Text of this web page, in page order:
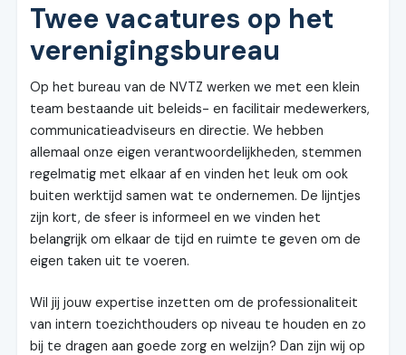
Twee vacatures op het
verenigingsbureau
Op het bureau van de NVTZ werken we met een klein
team bestaande uit beleids- en facilitair medewerkers,
communicatieadviseurs en directie. We hebben
allemaal onze eigen verantwoordelijkheden, stemmen
regelmatig met elkaar af en vinden het leuk om ook
buiten werktijd samen wat te ondernemen. De lijntjes
zijn kort, de sfeer is informeel en we vinden het
belangrijk om elkaar de tijd en ruimte te geven om de
eigen taken uit te voeren.
Wil jij jouw expertise inzetten om de professionaliteit
van intern toezichthouders op niveau te houden en zo
bij te dragen aan goede zorg en welzijn? Dan zijn wij op